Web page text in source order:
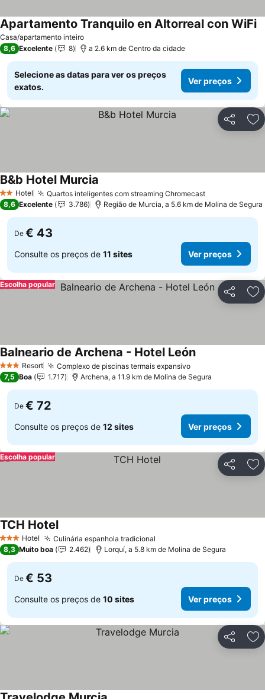
Casa/apartamento inteiro
Apartamento Tranquilo en Altorreal con WiFi
8,6 Excelente 8 a 2.6 km de Centro da cidade
Selecione as datas para ver os preços
exatos.
Ver preços
Partilhar
2 Estrelas
Hotel Quartos inteligentes com streaming ChromecastVer preços
B&b Hotel Murcia
8,6 Excelente 3.786 Região de Murcia, a 5.6 km de Molina de Segura
De € 43
Consulte os preços de 11 sites Ver preços
Partilhar
Escolha popular
3 EstrelasResort Complexo de piscinas termais expansivoVer preços
Balneario de Archena - Hotel LeónVer preços
7,5 Boa 1.717 Archena, a 11.9 km de Molina de Segura
De € 72
Consulte os preços de 12 sites Ver preços
Partilhar
Escolha popular
3 EstrelasHotel Culinária espanhola tradicional
TCH HotelVer preços
8,3 Muito boa 2.462 Lorquí, a 5.8 km de Molina de Segura
De € 53
Consulte os preços de 10 sites Ver preços
Partilhar